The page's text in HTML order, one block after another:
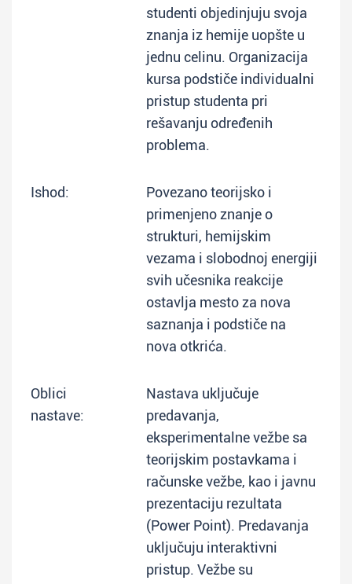
studenti objedinjuju svoja
znanja iz hemije uopšte u
jednu celinu. Organizacija
kursa podstiče individualni
pristup studenta pri
rešavanju određenih
problema.
Ishod:
Povezano teorijsko i
primenjeno znanje o
strukturi, hemijskim
vezama i slobodnoj energiji
svih učesnika reakcije
ostavlja mesto za nova
saznanja i podstiče na
nova otkrića.
Oblici
nastave:
Nastava uključuje
predavanja,
eksperimentalne vežbe sa
teorijskim postavkama i
računske vežbe, kao i javnu
prezentaciju rezultata
(Power Point). Predavanja
uključuju interaktivni
pristup. Vežbe su